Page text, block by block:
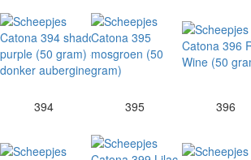
394 395 396